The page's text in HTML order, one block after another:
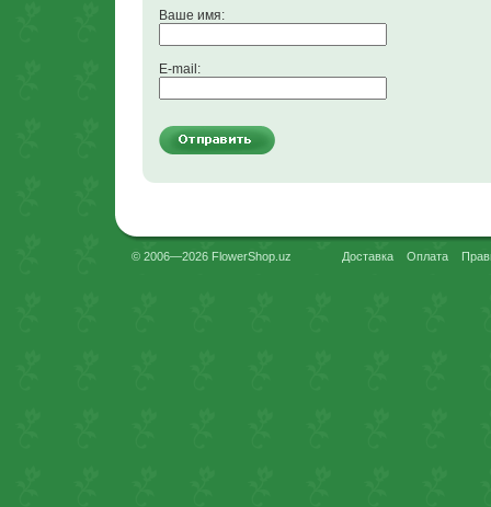
Ваше имя:
E-mail:
© 2006—2026 FlowerShop.uz Доставка Оплата